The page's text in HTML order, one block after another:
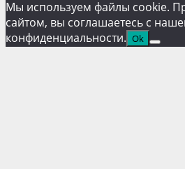
Мы используем файлы cookie.
сайтом, вы соглашаетесь с
конфиденциальности. Ok